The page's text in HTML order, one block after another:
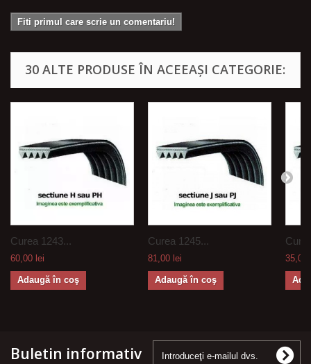
Fiti primul care scrie un comentariu!
30 ALTE PRODUSE ÎN ACEEAȘI CATEGORIE:
Curea 1243...
60,00 lei
Adaugă în coş
Curea 1245...
81,00 lei
Adaugă în coş
35,00
Buletin informativ